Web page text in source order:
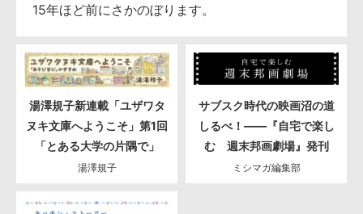
15年ほど前にさかのぼります。
湯澤規子新連載「ユザワタ
ヌキ文庫へようこそ」第1回
「とある大学の片隅で」
湯澤規子
サブスク時代の映画沼の道
しるべ！――『自宅で楽し
む 週末邦画劇場』発刊
ミシマガ編集部